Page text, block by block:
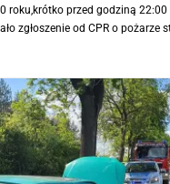
roku,krótko przed godziną 22:00
zgłoszenie od CPR o pożarze